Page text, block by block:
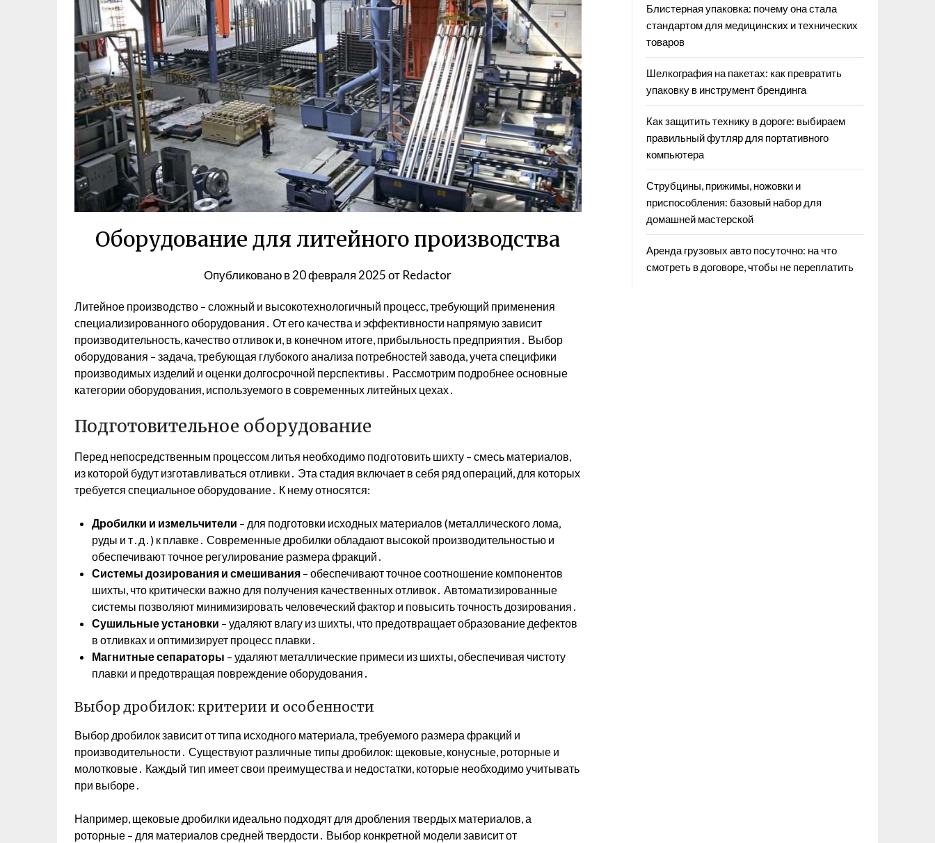
Оборудование для литейного производства
Опубликовано в20 февраля 2025от Redactor
Литейное производство – сложный и высокотехнологичный процесс, требующий применения
специализированного оборудования․ От его качества и эффективности напрямую зависит
производительность, качество отливок и, в конечном итоге, прибыльность предприятия․ Выбор
оборудования – задача, требующая глубокого анализа потребностей завода, учета специфики
производимых изделий и оценки долгосрочной перспективы․ Рассмотрим подробнее основные
категории оборудования, используемого в современных литейных цехах․
Подготовительное оборудование
Перед непосредственным процессом литья необходимо подготовить шихту – смесь материалов,
из которой будут изготавливаться отливки․ Эта стадия включает в себя ряд операций, для которых
требуется специальное оборудование․ К нему относятся:
Дробилки и измельчители – для подготовки исходных материалов (металлического лома,
руды и т․д․) к плавке․ Современные дробилки обладают высокой производительностью и
обеспечивают точное регулирование размера фракций․
Системы дозирования и смешивания – обеспечивают точное соотношение компонентов
шихты, что критически важно для получения качественных отливок․ Автоматизированные
системы позволяют минимизировать человеческий фактор и повысить точность дозирования․
Сушильные установки – удаляют влагу из шихты, что предотвращает образование дефектов
в отливках и оптимизирует процесс плавки․
Магнитные сепараторы – удаляют металлические примеси из шихты, обеспечивая чистоту
плавки и предотвращая повреждение оборудования․
Выбор дробилок: критерии и особенности
Выбор дробилок зависит от типа исходного материала, требуемого размера фракций и
производительности․ Существуют различные типы дробилок: щековые, конусные, роторные и
молотковые․ Каждый тип имеет свои преимущества и недостатки, которые необходимо учитывать
при выборе․
Например, щековые дробилки идеально подходят для дробления твердых материалов, а
роторные – для материалов средней твердости․ Выбор конкретной модели зависит от
Блистерная упаковка: почему она стала
стандартом для медицинских и технических
товаров
Шелкография на пакетах: как превратить
упаковку в инструмент брендинга
Как защитить технику в дороге: выбираем
правильный футляр для портативного
компьютера
Струбцины, прижимы, ножовки и
приспособления: базовый набор для
домашней мастерской
Аренда грузовых авто посуточно: на что
смотреть в договоре, чтобы не переплатить